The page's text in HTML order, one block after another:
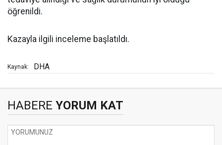
öğrenildi.
Kazayla ilgili inceleme başlatıldı.
Kaynak: DHA
HABERE YORUM KAT